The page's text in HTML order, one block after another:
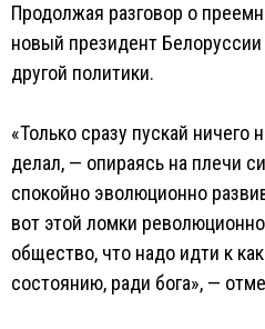
Продолжая разговор о
новый президент
другой политики.
«Только сразу пускай ничего
делал, — опираясь на плечи
спокойно эволюционно
вот этой ломки
общество, что надо идти к
состоянию, ради бога», —